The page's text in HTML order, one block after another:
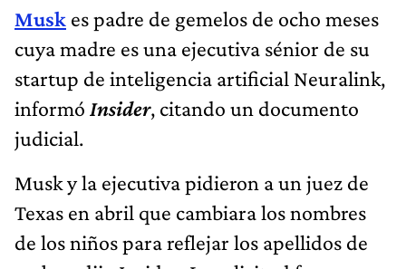
Musk es padre de gemelos de ocho meses
cuya madre es una ejecutiva sénior de su
startup de inteligencia artificial Neuralink,
informó Insider, citando un documento
judicial.
Musk y la ejecutiva pidieron a un juez de
Texas en abril que cambiara los nombres
de los niños para reflejar los apellidos de